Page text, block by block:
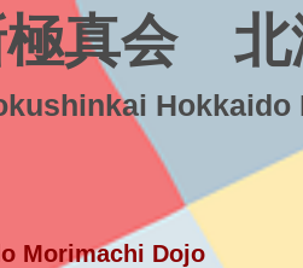
極真会 北
Hokkaido
Morimachi Dojo